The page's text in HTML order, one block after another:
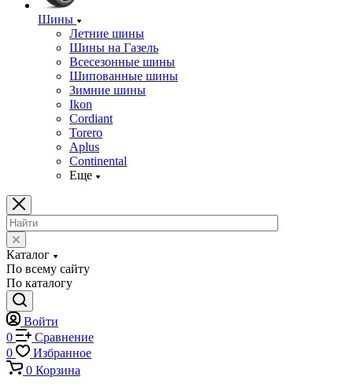
Шины
Летние шины
Шины на Газель
Всесезонные шины
Шипованные шины
Зимние шины
Ikon
Cordiant
Torero
Aplus
Continental
Еще
Каталог
По всему сайту
По каталогу
Войти
0
Сравнение
0
Избранное
0 Корзина